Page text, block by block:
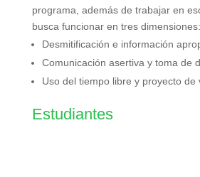
programa, además de trabajar en
busca funcionar en tres dimensiones:
Desmitificación e información
Comunicación asertiva y toma de
Uso del tiempo libre y proyecto de
Estudiantes